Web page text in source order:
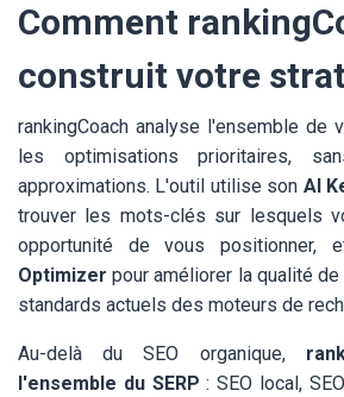
Comment
construit votre
rankingCoach analyse l'ensemble
les optimisations prioritaires,
approximations. L'outil utilise son AI
trouver les mots-clés sur lesquels
opportunité de vous
Optimizer pour améliorer la qualité
standards actuels des moteurs de
Au-delà du SEO organique,
l'ensemble du SERP : SEO local,